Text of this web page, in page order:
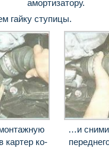
амор­тизатору.
гайку ступицы.
картер ко­
…и